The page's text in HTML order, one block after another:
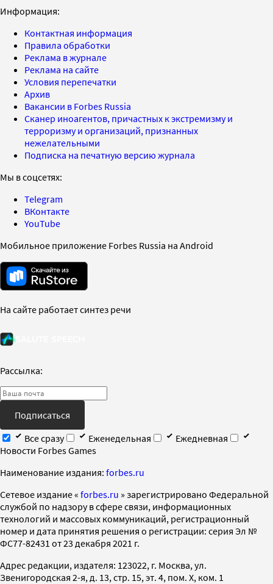
Информация:
Контактная информация
Правила обработки
Реклама в журнале
Реклама на сайте
Условия перепечатки
Архив
Вакансии в Forbes Russia
Сканер иноагентов, причастных к экстремизму и
терроризму и организаций, признанных
нежелательными
Подписка на печатную версию журнала
Мы в соцсетях:
Telegram
ВКонтакте
YouTube
Мобильное приложение Forbes Russia на Android
На сайте работает синтез речи
Рассылка:
Подписаться
Все сразу
Еженедельная
Ежедневная
Новости Forbes Games
Наименование издания: forbes.ru
Cетевое издание « forbes.ru » зарегистрировано Федеральной
службой по надзору в сфере связи, информационных
технологий и массовых коммуникаций, регистрационный
номер и дата принятия решения о регистрации: серия Эл №
ФС77-82431 от 23 декабря 2021 г.
Адрес редакции, издателя: 123022, г. Москва, ул.
Звенигородская 2-я, д. 13, стр. 15, эт. 4, пом. X, ком. 1